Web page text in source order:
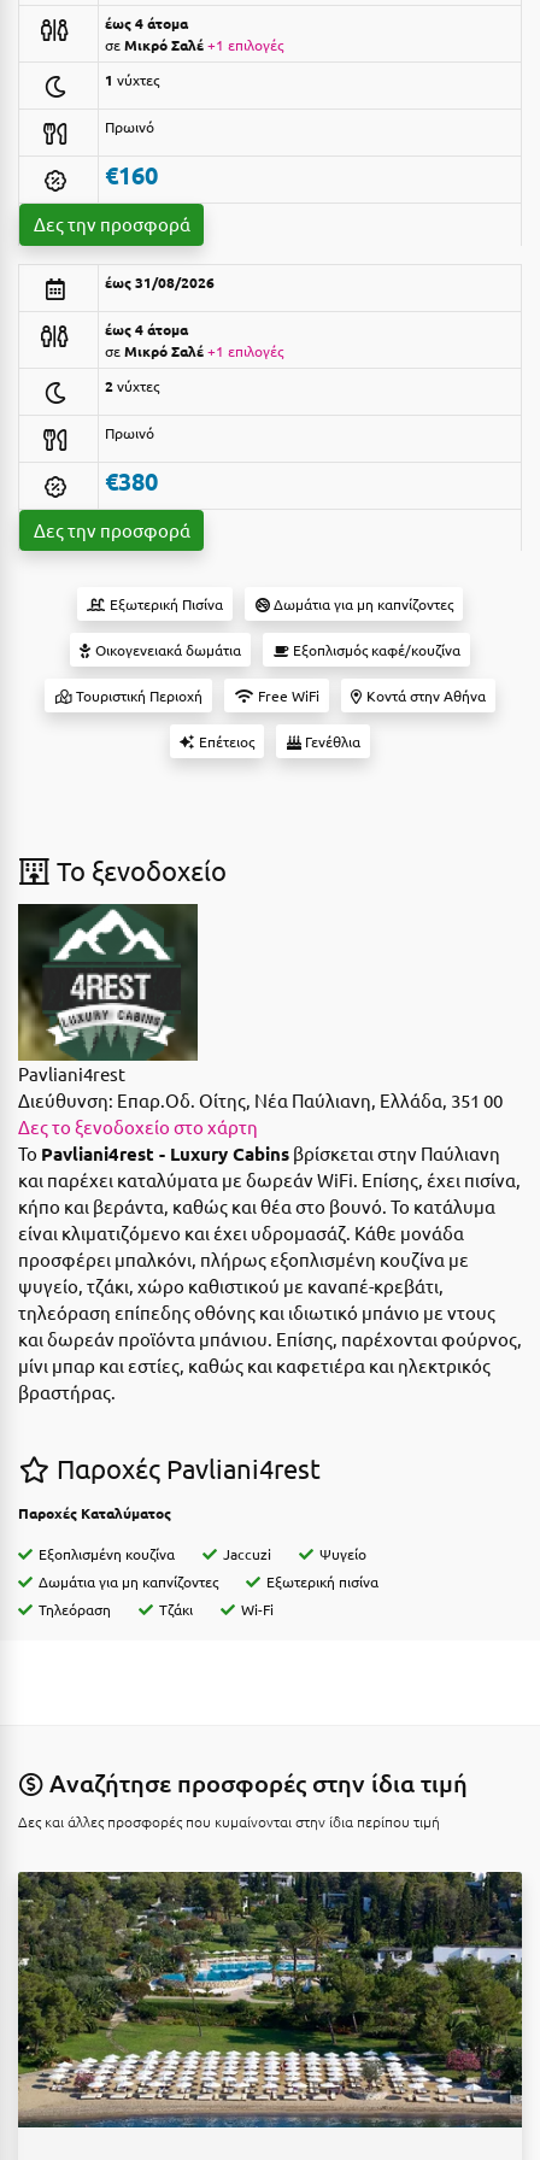
Αργολίδα
Αριδαία
Αρκαδία
Αρκίτσα
Αρτέμιδα
Αστυπάλαια
Αττική
Αχαΐα
Βansko
Βόλος
Βραχάτι Κορινθίας
Γύθειο
Δ
Δελφοί
Διακοπτό
Ε
Ελάτη Αρκαδίας
Ελληνικό Αρκαδίας
Ελούντα Κρήτης
Ερέτρια
Ερμιόνη
Εύβοια
Ζ
Ζαγοροχώρια
Ζάκυνθος
Θ
Θεσσαλονίκη
Ι
Ιεράπετρα
Ιθάκη
Ικαρία
Ίος
Ξενοδοχεία 3 Αστέρων
Ξενοδοχεία 4 Αστέρων
Ξενοδοχεία 5 Αστέρων
Βίλες
Κρουαζιέρες
Ενοικιαζόμενα Δωμάτια
Boutique Hotels
Ξενώνες
Camping
Suites
Δες όλες τις προσφορές
Δες όλα τα πακέτα διακοπών
έως 4 άτομα
σεΜικρό Σαλέ+1 επιλογές
1 νύχτες
Πρωινό
€160
Δες την προσφορά
έως 31/08/2026
έως 4 άτομα
σεΜικρό Σαλέ+1 επιλογές
2νύχτες
Πρωινό
€380
Δες την προσφορά
Εξωτερική Πισίνα Δωμάτια για μη καπνίζοντες
Οικογενειακά δωμάτια Εξοπλισμός καφέ/κουζίνα
Τουριστική Περιοχή Free WiFi Κοντά στην Αθήνα
Επέτειος Γενέθλια
To ξενοδοχείο
Pavliani4rest
Διεύθυνση: Επαρ.Οδ. Οίτης, Νέα Παύλιανη, Ελλάδα, 351 00
Δες το ξενοδοχείο στο χάρτη
Το Pavliani4rest - Luxury Cabins βρίσκεται στην Παύλιανη
και παρέχει καταλύματα με δωρεάν WiFi. Επίσης, έχει πισίνα,
κήπο και βεράντα, καθώς και θέα στο βουνό. Το κατάλυμα
είναι κλιματιζόμενο και έχει υδρομασάζ. Κάθε μονάδα
προσφέρει μπαλκόνι, πλήρως εξοπλισμένη κουζίνα με
ψυγείο, τζάκι, χώρο καθιστικού με καναπέ-κρεβάτι,
τηλεόραση επίπεδης οθόνης και ιδιωτικό μπάνιο με ντους
και δωρεάν προϊόντα μπάνιου. Επίσης, παρέχονται φούρνος,
μίνι μπαρ και εστίες, καθώς και καφετιέρα και ηλεκτρικός
βραστήρας.
Παροχές Pavliani4rest
Παροχές Καταλύματος
Εξοπλισμένη κουζίνα Jaccuzi
Ψυγείο
Δωμάτια για μη καπνίζοντες
Εξωτερική πισίνα
Τηλεόραση
Τζάκι Wi-Fi
Αναζήτησε προσφορές στην ίδια τιμή
Δες και άλλες προσφορές που κυμαίνονται στην ίδια περίπου τιμή